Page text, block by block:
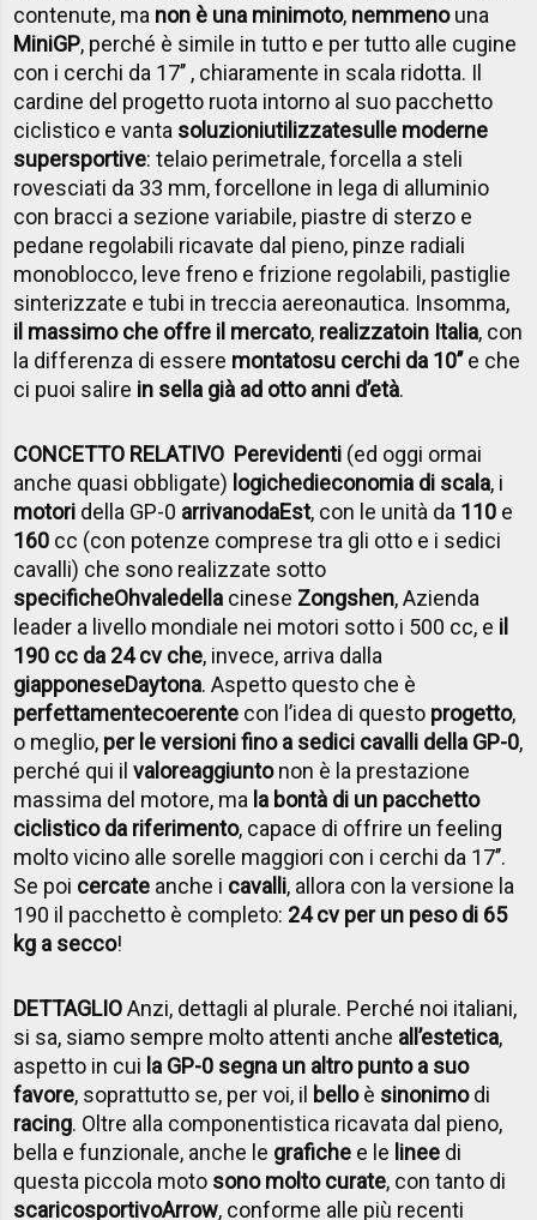
contenute, ma non è una minimoto, nemmenouna
MiniGP, perché è simile in tutto e per tutto alle cugine
con i cerchi da 17’’ , chiaramente in scala ridotta. Il
cardine del progetto ruota intorno al suo pacchetto
ciclistico e vanta soluzioniutilizzatesulle moderne
supersportive: telaio perimetrale, forcella a steli
rovesciati da 33 mm, forcellone in lega di alluminio
con bracci a sezione variabile, piastre di sterzo e
pedane regolabili ricavate dal pieno, pinze radiali
monoblocco, leve freno e frizione regolabili, pastiglie
sinterizzate e tubi in treccia aereonautica. Insomma,
il massimo che offre il mercato, realizzatoin Italia, con
la differenza di essere montatosu cerchi da 10’’e che
ci puoi salire in sella già ad otto anni d’età.
CONCETTO RELATIVO Perevidenti (ed oggi ormai
anche quasi obbligate) logichedieconomia di scala, i
motori della GP-0 arrivanodaEst, con le unità da 110 e
160 cc (con potenze comprese tra gli otto e i sedici
cavalli) che sono realizzate sotto
specificheOhvaledella cinese Zongshen, Azienda
leader a livello mondiale nei motori sotto i 500 cc, e il
190 cc da 24 cv che, invece, arriva dalla
giapponeseDaytona. Aspetto questo che è
perfettamentecoerente con l’idea di questo progetto,
o meglio, per le versioni fino a sedici cavalli della GP-0,
perché qui ilvaloreaggiuntonon è la prestazione
massima del motore, ma la bontà di un pacchetto
ciclistico da riferimento, capace di offrire un feeling
molto vicino alle sorelle maggiori con i cerchi da 17’’.
Se poi cercate anche i cavalli, allora con la versione la
190 il pacchetto è completo: 24 cv per un peso di 65
kg a secco!
DETTAGLIOAnzi, dettagli al plurale. Perché noi italiani,
si sa, siamo sempre molto attenti anche all’estetica,
aspetto in cui la GP-0 segna un altro punto a suo
favore, soprattutto se, per voi, il belloè sinonimodi
racing. Oltre alla componentistica ricavata dal pieno,
bella e funzionale, anche le grafiche e le linee di
questa piccola moto sono molto curate, con tanto di
scaricosportivoArrow, conforme alle più recenti